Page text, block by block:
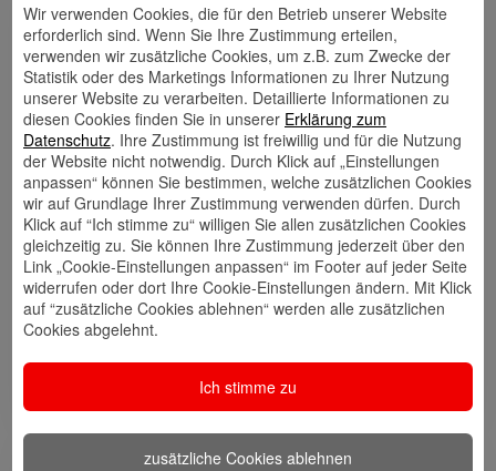
Links
Kontakt
speichern
Walletkarte
hinzufügen
Rückrufwunsch
Website
🎊 Haspa-
Veranstaltungen
🎯 Service-
Center
🎁 Kunden
Wir verwenden Cookies, die für den Betrieb unserer Website
erforderlich sind. Wenn Sie Ihre Zustimmung erteilen,
verwenden wir zusätzliche Cookies, um z.B. zum Zwecke der
Statistik oder des Marketings Informationen zu Ihrer Nutzung
unserer Website zu verarbeiten. Detaillierte Informationen zu
diesen Cookies finden Sie in unserer Erklärung zum
Datenschutz. Ihre Zustimmung ist freiwillig und für die Nutzung
der Website nicht notwendig. Durch Klick auf „Einstellungen
anpassen“ können Sie bestimmen, welche zusätzlichen Cookies
wir auf Grundlage Ihrer Zustimmung verwenden dürfen. Durch
Klick auf “Ich stimme zu“ willigen Sie allen zusätzlichen Cookies
gleichzeitig zu. Sie können Ihre Zustimmung jederzeit über den
Link „Cookie-Einstellungen anpassen“ im Footer auf jeder Seite
widerrufen oder dort Ihre Cookie-Einstellungen ändern. Mit Klick
auf “zusätzliche Cookies ablehnen“ werden alle zusätzlichen
Cookies abgelehnt.
Ich stimme zu
zusätzliche Cookies ablehnen